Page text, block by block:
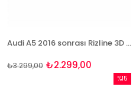
Audi A5 2016 sonrası Rizline 3D Havuzlu BEJ Paspas
₺2.299,00
₺3.299,00
%15